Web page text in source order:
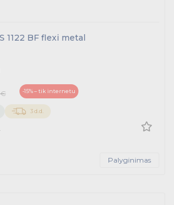
1122 BF flexi metal
€ -15% – tik internetu
3 d.d.
Palyginimas